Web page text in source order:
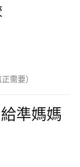
需要）
準媽媽